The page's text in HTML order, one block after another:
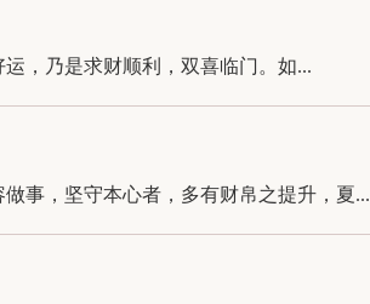
，乃是求财顺利，双喜临门。如...
事，坚守本心者，多有财帛之提升，夏...